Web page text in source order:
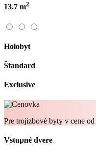
13.7 m2
Holobyt
Štandard
Exclusive
Pre trojizbové byty v cene
Vstupné dvere